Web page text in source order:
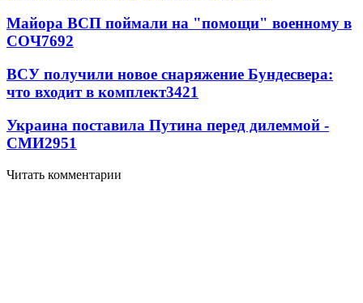
Майора ВСП поймали на "помощи" военному в
СОЧ7692
ВСУ получили новое снаряжение Бундесвера:
что входит в комплект3421
Украина поставила Путина перед дилеммой -
СМИ2951
Читать комментарии